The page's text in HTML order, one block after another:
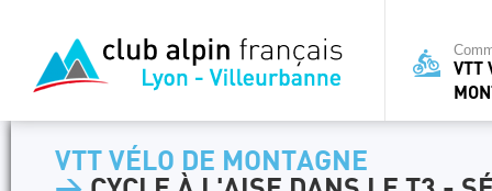
VTT
VTT VÉLO DE MONTAGNE